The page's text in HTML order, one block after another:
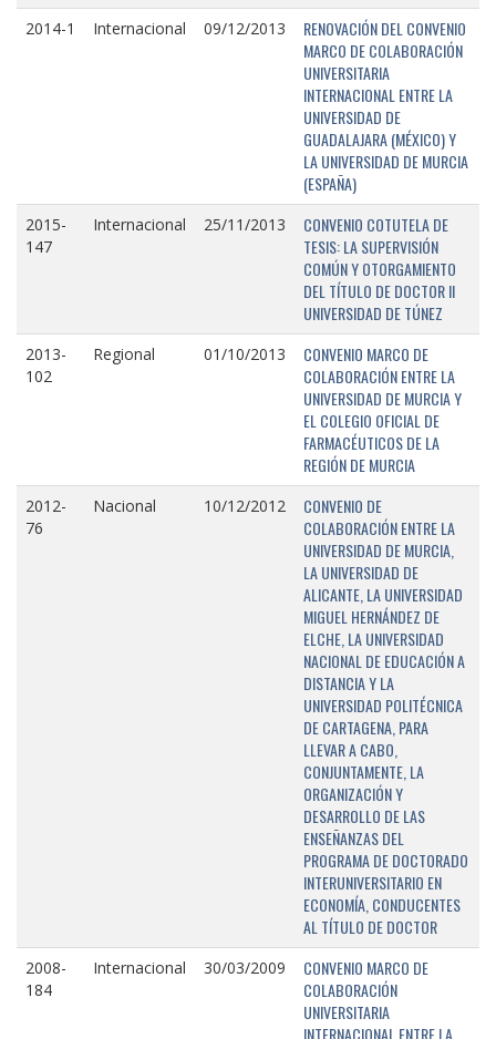
2014-1 Internacional 09/12/2013
RENOVACIÓN DEL CONVENIO
MARCO DE COLABORACIÓN
UNIVERSITARIA
INTERNACIONAL ENTRE LA
UNIVERSIDAD DE
GUADALAJARA (MÉXICO) Y
LA UNIVERSIDAD DE MURCIA
(ESPAÑA)
2015-
147
Internacional 25/11/2013
CONVENIO COTUTELA DE
TESIS: LA SUPERVISIÓN
COMÚN Y OTORGAMIENTO
DEL TÍTULO DE DOCTOR II
UNIVERSIDAD DE TÚNEZ
2013-
102
Regional 01/10/2013
CONVENIO MARCO DE
COLABORACIÓN ENTRE LA
UNIVERSIDAD DE MURCIA Y
EL COLEGIO OFICIAL DE
FARMACÉUTICOS DE LA
REGIÓN DE MURCIA
2012-
76
Nacional 10/12/2012
CONVENIO DE
COLABORACIÓN ENTRE LA
UNIVERSIDAD DE MURCIA,
LA UNIVERSIDAD DE
ALICANTE, LA UNIVERSIDAD
MIGUEL HERNÁNDEZ DE
ELCHE, LA UNIVERSIDAD
NACIONAL DE EDUCACIÓN A
DISTANCIA Y LA
UNIVERSIDAD POLITÉCNICA
DE CARTAGENA, PARA
LLEVAR A CABO,
CONJUNTAMENTE, LA
ORGANIZACIÓN Y
DESARROLLO DE LAS
ENSEÑANZAS DEL
PROGRAMA DE DOCTORADO
INTERUNIVERSITARIO EN
ECONOMÍA, CONDUCENTES
AL TÍTULO DE DOCTOR
2008-
184
Internacional 30/03/2009
CONVENIO MARCO DE
COLABORACIÓN
UNIVERSITARIA
INTERNACIONAL ENTRE LA